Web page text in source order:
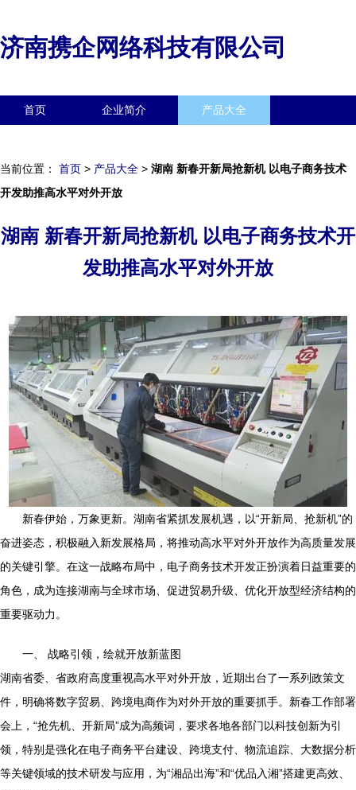
济南携企网络科技有限公司
首页 企业简介 产品大全
当前位置： 首页 > 产品大全 > 湖南 新春开新局抢新机 以电子商务技术
开发助推高水平对外开放
湖南 新春开新局抢新机 以电子商务技术开
发助推高水平对外开放
新春伊始，万象更新。湖南省紧抓发展机遇，以“开新局、抢新机”的
奋进姿态，积极融入新发展格局，将推动高水平对外开放作为高质量发展
的关键引擎。在这一战略布局中，电子商务技术开发正扮演着日益重要的
角色，成为连接湖南与全球市场、促进贸易升级、优化开放型经济结构的
重要驱动力。
一、 战略引领，绘就开放新蓝图
湖南省委、省政府高度重视高水平对外开放，近期出台了一系列政策文
件，明确将数字贸易、跨境电商作为对外开放的重要抓手。新春工作部署
会上，“抢先机、开新局”成为高频词，要求各地各部门以科技创新为引
领，特别是强化在电子商务平台建设、跨境支付、物流追踪、大数据分析
等关键领域的技术研发与应用，为“湘品出海”和“优品入湘”搭建更高效、